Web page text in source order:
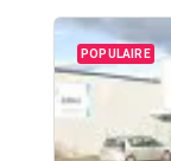
POPULAIRE